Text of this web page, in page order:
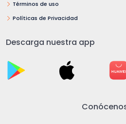
Términos de uso
Políticas de Privacidad
Descarga nuestra app